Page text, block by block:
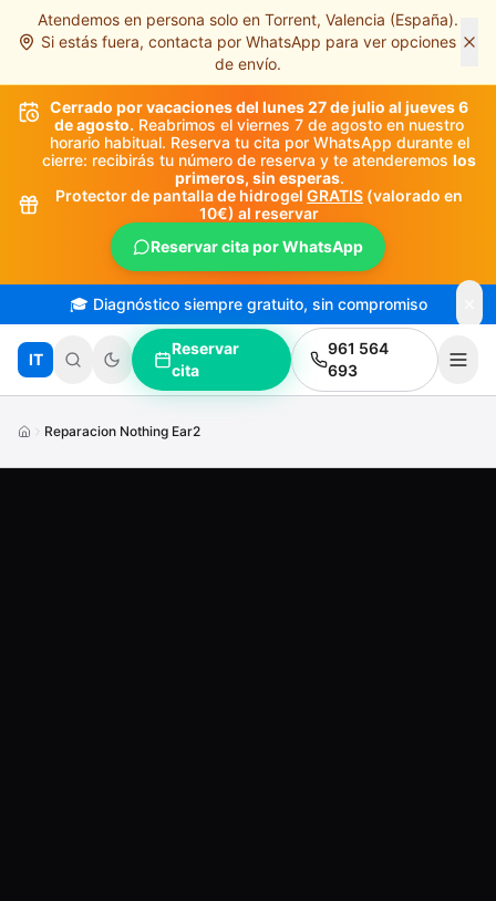
Saltar al contenido principal
Atendemos en persona solo en Torrent, Valencia (España).
Si estás fuera, contacta por WhatsApp para ver opciones
de envío.
Cerrado por vacaciones del lunes 27 de julio al jueves 6
de agosto. Reabrimos el viernes 7 de agosto en nuestro
horario habitual. Reserva tu cita por WhatsApp durante el
cierre: recibirás tu número de reserva y te atenderemos los
primeros, sin esperas.
Protector de pantalla de hidrogel GRATIS (valorado en
10€) al reservar
Reservar cita por WhatsApp
🎓 Diagnóstico siempre gratuito, sin compromiso
IT
Reservar
cita
961 564
693
Reparacion Nothing Ear2